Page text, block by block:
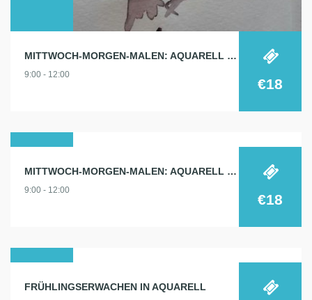
MITTWOCH-MORGEN-MALEN: AQUARELL 19.2.
9:00 - 12:00
€18
2025
MITTWOCH-MORGEN-MALEN: AQUARELL 5.3.
9:00 - 12:00
€18
FRÜHLINGSERWACHEN IN AQUARELL